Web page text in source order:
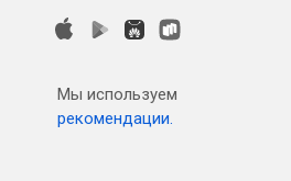
Мы используем
рекомендации.